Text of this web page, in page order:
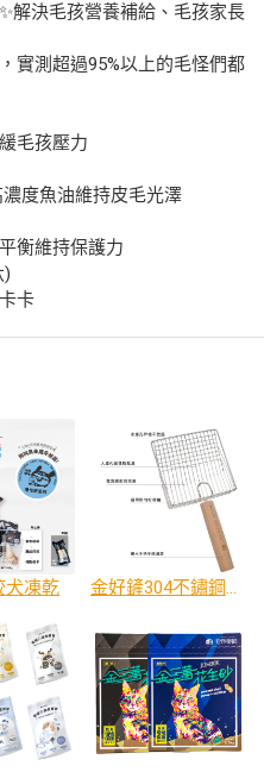
解決毛孩營養補給、毛孩家長
實測超過95%以上的毛怪們都
毛孩壓力
度魚油維持皮毛光澤
衡維持保護力
)
卡
犬凍乾 金好鏟304不鏽鋼櫸木貓砂鏟